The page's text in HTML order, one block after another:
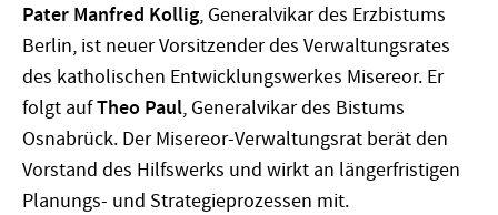
Pater Manfred Kollig, Generalvikar des Erzbistums
Berlin, ist neuer Vorsitzender des Verwaltungsrates
des katholischen Entwicklungswerkes Misereor. Er
folgt aufTheo Paul, Generalvikar des Bistums
Osnabrück. Der Misereor-Verwaltungsrat berät den
Vorstand des Hilfswerks und wirkt an längerfristigen
Planungs- und Strategieprozessen mit.